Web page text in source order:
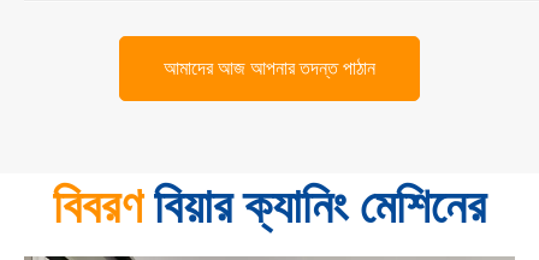
আমাদের আজ আপনার তদন্ত পাঠান
বিবরণবিয়ার ক্যানিং মেশিনের